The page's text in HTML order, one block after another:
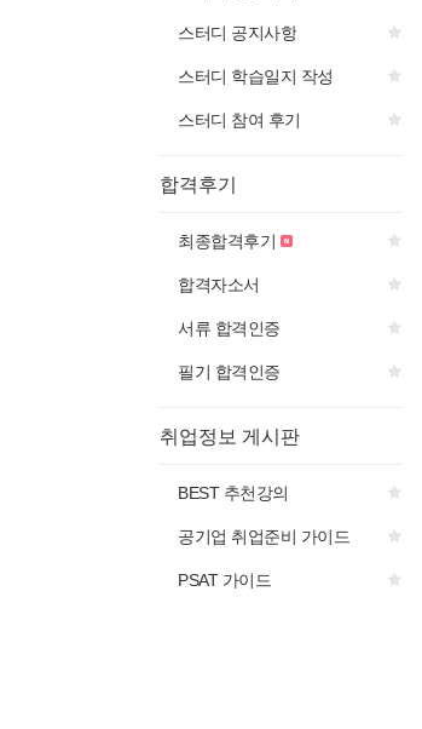
스터디 공지사항
스터디 학습일지 작성
스터디 참여 후기
합격후기
최종합격후기
합격자소서
서류 합격인증
필기 합격인증
취업정보 게시판
BEST 추천강의
공기업 취업준비 가이드
PSAT 가이드